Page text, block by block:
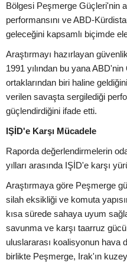
Bölgesi Peşmerge Güçleri'nin
performansını ve ABD-
geleceğini kapsamlı biçimde
Araştırmayı hazırlayan
1991 yılından bu yana
ortaklarından biri haline
verilen savaşta sergilediği
güçlendirdiğini ifade etti.
IŞİD'e Karşı Mücadele
Raporda değerlendirmelerin
yılları arasında IŞİD'e karşı
Araştırmaya göre Peşmerge
silah eksikliği ve komuta
kısa sürede sahaya uyum
savunma ve karşı taarruz
uluslararası koalisyonun hava
birlikte Peşmerge, Irak'ın